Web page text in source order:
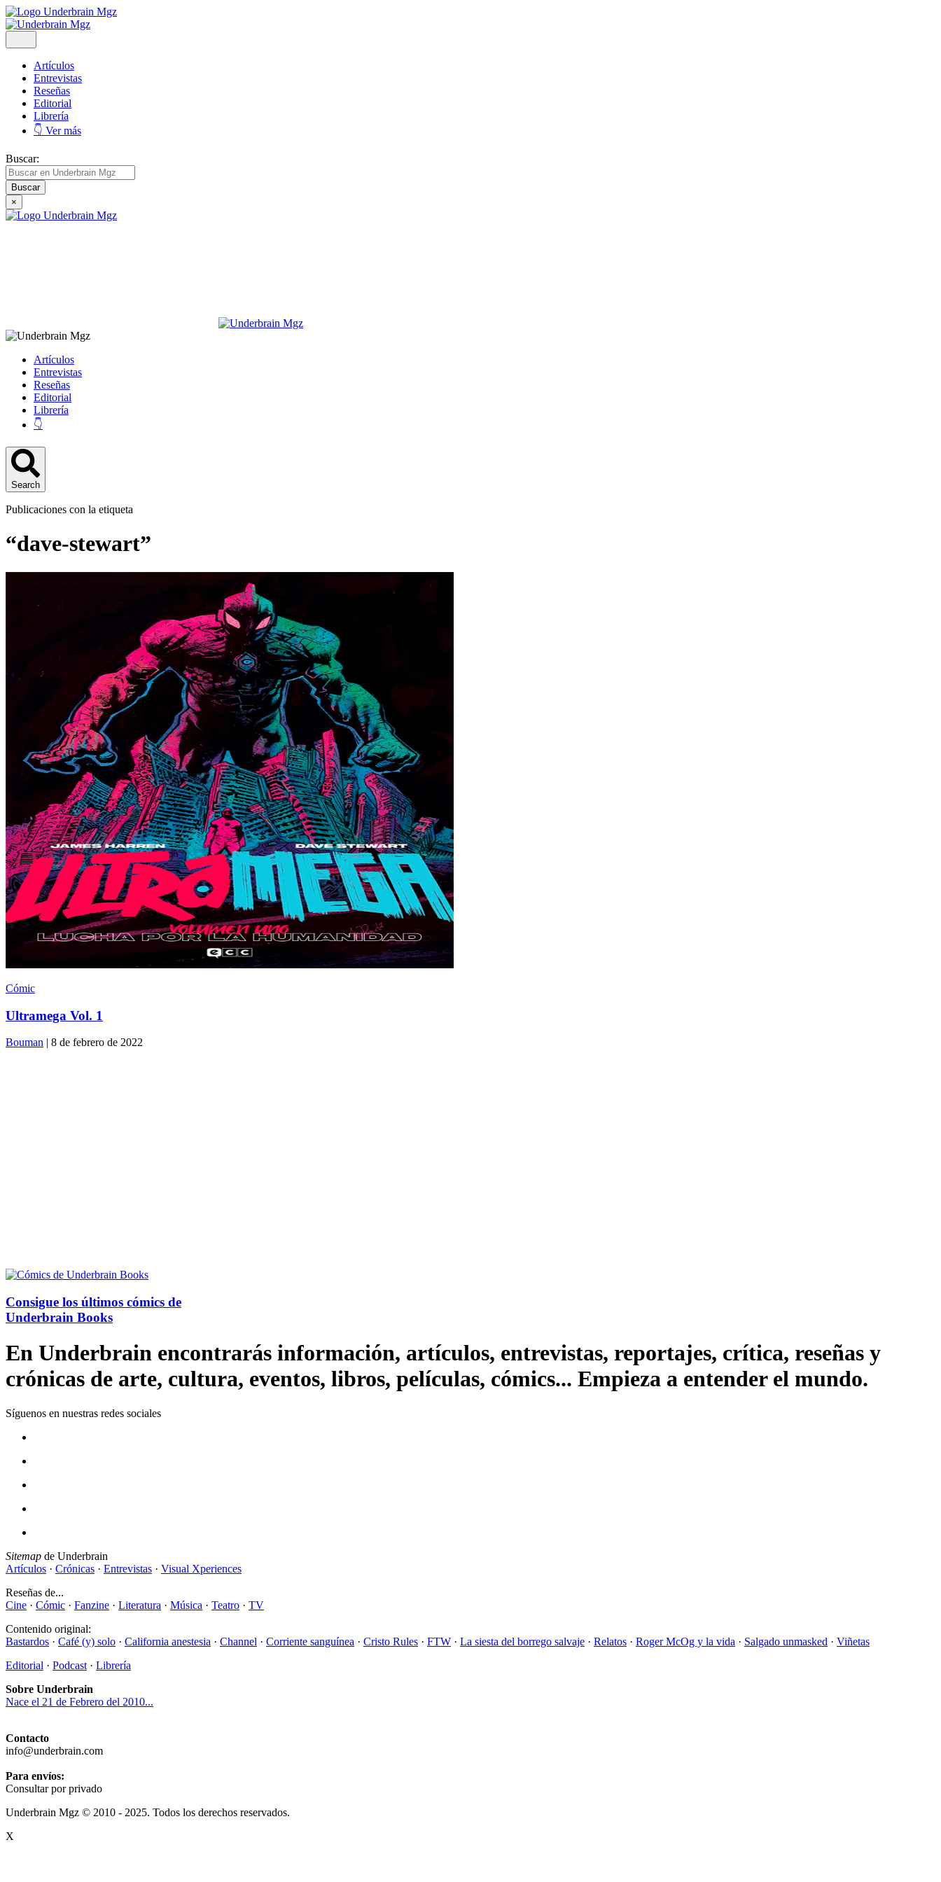
Artículos
Entrevistas
Reseñas
Editorial
Librería
👇 Ver más
Buscar:
×
Artículos
Entrevistas
Reseñas
Editorial
Librería
👇
Search
Publicaciones con la etiqueta
“dave-stewart”
Cómic
Ultramega Vol. 1
Bouman | 8 de febrero de 2022
Consigue los últimos cómics de
Underbrain Books
En Underbrain encontrarás información, artículos, entrevistas, reportajes, crítica, reseñas y
crónicas de arte, cultura, eventos, libros, películas, cómics... Empieza a entender el mundo.
Síguenos en nuestras redes sociales
Sitemap de Underbrain
Artículos · Crónicas · Entrevistas · Visual Xperiences
Reseñas de...
Cine · Cómic · Fanzine · Literatura · Música · Teatro · TV
Contenido original:
Bastardos · Café (y) solo · California anestesia · Channel · Corriente sanguínea · Cristo Rules · FTW · La siesta del borrego salvaje · Relatos · Roger McOg y la vida · Salgado unmasked · Viñetas
Editorial · Podcast · Librería
Sobre Underbrain
Nace el 21 de Febrero del 2010...
Contacto
info@underbrain.com
Para envíos:
Consultar por privado
Underbrain Mgz © 2010 - 2025. Todos los derechos reservados.
X